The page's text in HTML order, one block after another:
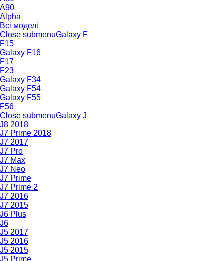
A90
Alpha
Всі моделі
Close submenuGalaxy F
F15
Galaxy F16
F17
F23
Galaxy F34
Galaxy F54
Galaxy F55
F56
Close submenuGalaxy J
J8 2018
J7 Prime 2018
J7 2017
J7 Pro
J7 Max
J7 Neo
J7 Prime
J7 Prime 2
J7 2016
J7 2015
J6 Plus
J6
J5 2017
J5 2016
J5 2015
J5 Prime